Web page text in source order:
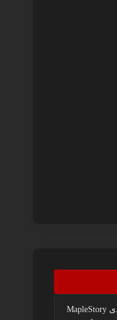
LaTale تتحدى MapleStory